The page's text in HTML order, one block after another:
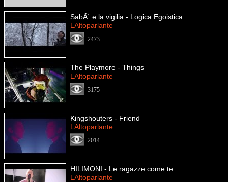
SabÃ¹ e la vigilia - Logica Egoistica
LAltoparlante
2473
The Playmore - Things
LAltoparlante
3175
Kingshouters - Friend
LAltoparlante
2014
HILIMONI - Le ragazze come te
LAltoparlante